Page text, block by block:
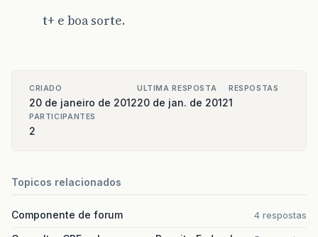
t+ e boa sorte.
CRIADO
20 de janeiro de 2012
ULTIMA RESPOSTA
20 de jan. de 2012
RESPOSTAS
1
PARTICIPANTES
2
Topicos relacionados
Componente de forum 4 respostas